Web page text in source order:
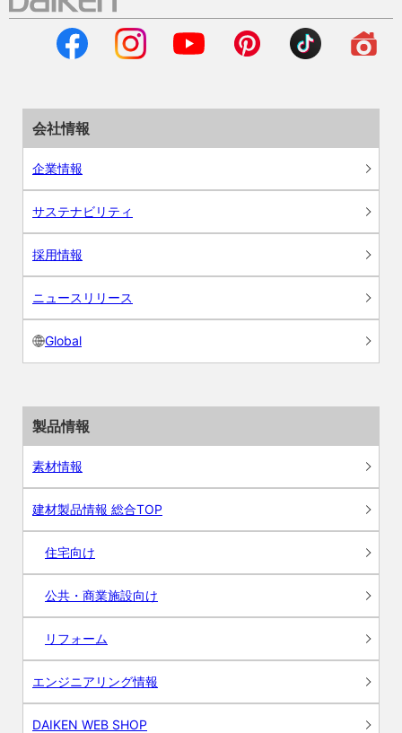
会社情報
企業情報
サステナビリティ
採用情報
ニュースリリース
Global
製品情報
素材情報
建材製品情報 総合TOP
住宅向け
公共・商業施設向け
リフォーム
エンジニアリング情報
DAIKEN WEB SHOP